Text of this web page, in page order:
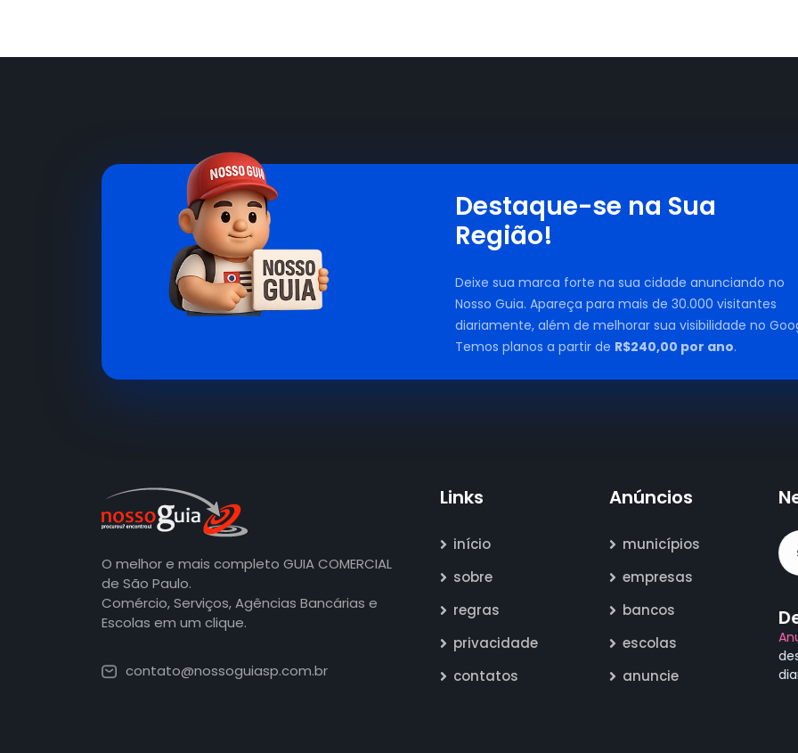
Destaque-se na Sua
Região!
Deixe sua marca forte na sua cidade anunciando no
Nosso Guia. Apareça para mais de 30.000 visitantes
diariamente, além de melhorar sua visibilidade no
Temos planos a partir de R$240,00 por ano.
O melhor e mais completo GUIA COMERCIAL
de São Paulo.
Comércio, Serviços, Agências Bancárias e
Escolas em um clique.
contato@nossoguiasp.com.br
Links
início
sobre
regras
privacidade
contatos
Anúncios
municípios
empresas
bancos
escolas
anuncie